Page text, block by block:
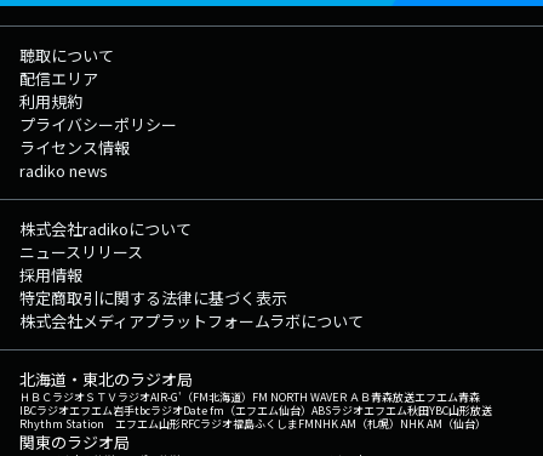
聴取について
配信エリア
利用規約
プライバシーポリシー
ライセンス情報
radiko news
株式会社radikoについて
ニュースリリース
採用情報
特定商取引に関する法律に基づく表示
株式会社メディアプラットフォームラボについて
北海道・東北のラジオ局
ＨＢＣラジオＳＴＶラジオAIR-G'（FM北海道） FM NORTH WAVEＲＡＢ青森放送エフエム青森
IBCラジオエフエム岩手tbcラジオDate fm（エフエム仙台） ABSラジオエフエム秋田YBC山形放送
Rhythm Station エフエム山形RFCラジオ福島ふくしまFMNHK AM（札幌） NHK AM（仙台）
関東のラジオ局